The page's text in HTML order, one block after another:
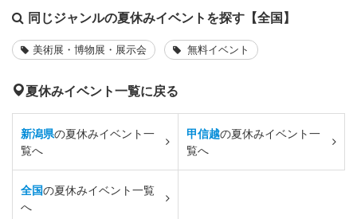
同じジャンルの夏休みイベントを探す【全国】
美術展・博物展・展示会 無料イベント
夏休みイベント一覧に戻る
新潟県の夏休みイベント一
覧へ
甲信越の夏休みイベント一
覧へ
全国の夏休みイベント一覧
へ